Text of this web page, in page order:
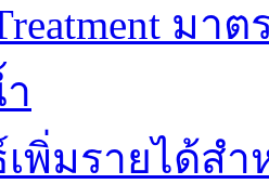
ม
พิ่มรายได้ส